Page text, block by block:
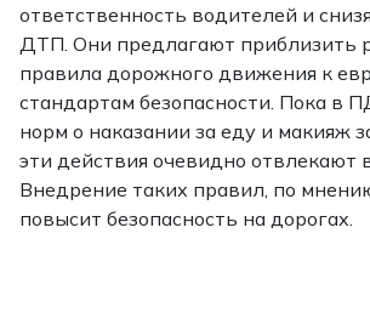
ответственность водителей и
ДТП. Они предлагают приблизить
правила дорожного движения к
стандартам безопасности. Пока в
норм о наказании за еду и макияж
эти действия очевидно отвлекают
Внедрение таких правил, по
повысит безопасность на дорогах.